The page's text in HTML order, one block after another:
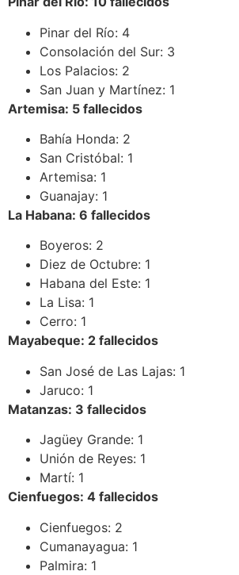
Pinar del Río: 4
Consolación del Sur: 3
Los Palacios: 2
San Juan y Martínez: 1
Artemisa: 5 fallecidos
Bahía Honda: 2
San Cristóbal: 1
Artemisa: 1
Guanajay: 1
La Habana: 6 fallecidos
Boyeros: 2
Diez de Octubre: 1
Habana del Este: 1
La Lisa: 1
Cerro: 1
Mayabeque: 2 fallecidos
San José de Las Lajas: 1
Jaruco: 1
Matanzas: 3 fallecidos
Jagüey Grande: 1
Unión de Reyes: 1
Martí: 1
Cienfuegos: 4 fallecidos
Cienfuegos: 2
Cumanayagua: 1
Palmira: 1